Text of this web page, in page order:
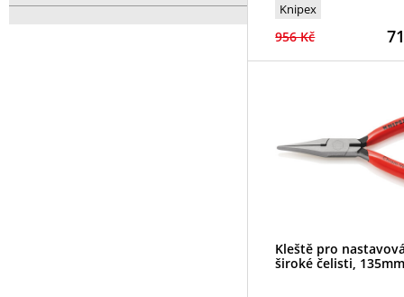
Knipex
956 Kč
Kleště pro
široké čelisti, 135mm